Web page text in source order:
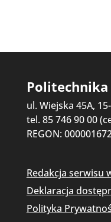
Politechnika
ul. Wiejska 45A,
tel. 85 746 90 00
REGON:
Redakcja serwisu
Deklaracja
Polityka